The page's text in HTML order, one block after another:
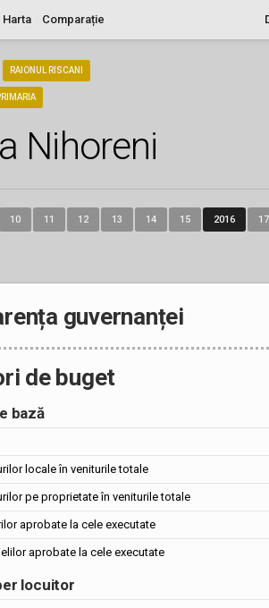
Harta Comparație
RAIONUL RISCANI
Nihoreni
10 11 12 13 14 15 2016 17
guvernanței
de buget
bază
locale în veniturile totale
pe proprietate în veniturile totale
aprobate la cele executate
aprobate la cele executate
locuitor